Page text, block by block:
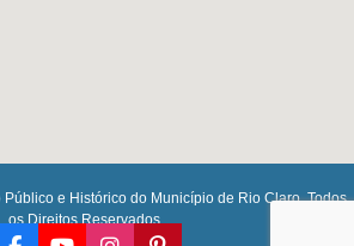
e Histórico do Município de Rio Claro. Todos
os Direitos Reservados.